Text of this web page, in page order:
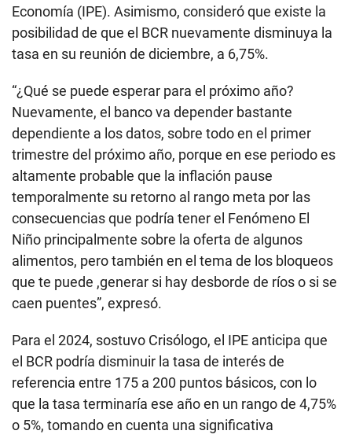
Economía (IPE). Asimismo, consideró que existe la
posibilidad de que el BCR nuevamente disminuya la
tasa en su reunión de diciembre, a 6,75%.
“¿Qué se puede esperar para el próximo año?
Nuevamente, el banco va depender bastante
dependiente a los datos, sobre todo en el primer
trimestre del próximo año, porque en ese periodo es
altamente probable que la inflación pause
temporalmente su retorno al rango meta por las
consecuencias que podría tener el Fenómeno El
Niño principalmente sobre la oferta de algunos
alimentos, pero también en el tema de los bloqueos
que te puede ,generar si hay desborde de ríos o si se
caen puentes”, expresó.
Para el 2024, sostuvo Crisólogo, el IPE anticipa que
el BCR podría disminuir la tasa de interés de
referencia entre 175 a 200 puntos básicos, con lo
que la tasa terminaría ese año en un rango de 4,75%
o 5%, tomando en cuenta una significativa